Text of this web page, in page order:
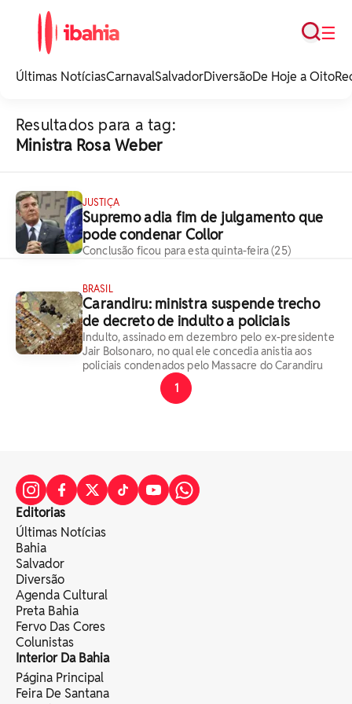
noticias e
☰
Busca
Últimas NotíciasCarnavalSalvadorDiversãoDe Hoje a Oito
Resultados para a tag:
Ministra Rosa Weber
JUSTIÇA
Supremo adia fim de julgamento que
pode condenar Collor
Conclusão ficou para esta quinta-feira (25)
BRASIL
Carandiru: ministra suspende trecho
de decreto de indulto a policiais
Indulto, assinado em dezembro pelo ex-presidente
Jair Bolsonaro, no qual ele concedia anistia aos
policiais condenados pelo Massacre do Carandiru
1
Editorias
Últimas Notícias
Bahia
Salvador
Diversão
Agenda Cultural
Preta Bahia
Fervo Das Cores
Colunistas
Interior Da Bahia
Página Principal
Feira De Santana